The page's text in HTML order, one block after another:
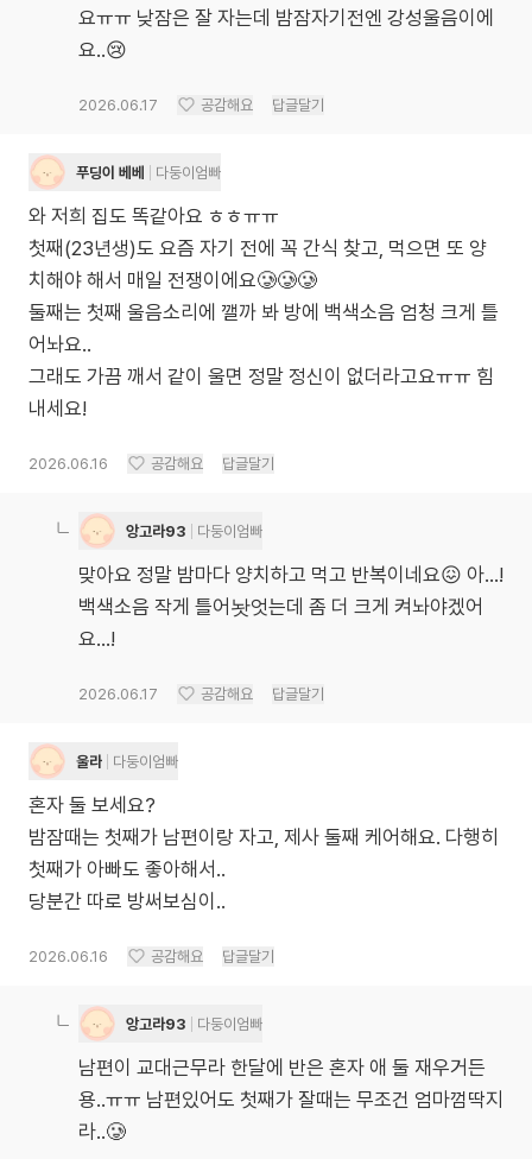
요ㅠㅠ 낮잠은 잘 자는데 밤잠자기전엔 강성울음이에
요..😢
2026.06.17 공감해요 답글달기
푸딩이 베베 다둥이엄빠
와 저희 집도 똑같아요 ㅎㅎㅠㅠ
첫째(23년생)도 요즘 자기 전에 꼭 간식 찾고, 먹으면 또 양
치해야 해서 매일 전쟁이에요🥲🥲🥲
둘째는 첫째 울음소리에 깰까 봐 방에 백색소음 엄청 크게 틀
어놔요..
그래도 가끔 깨서 같이 울면 정말 정신이 없더라고요ㅠㅠ 힘
내세요!
2026.06.16 공감해요 답글달기
앙고라93 다둥이엄빠
맞아요 정말 밤마다 양치하고 먹고 반복이네요😖 아…!
백색소음 작게 틀어놧엇는데 좀 더 크게 켜놔야겠어
요…!
2026.06.17 공감해요 답글달기
울라 다둥이엄빠
혼자 둘 보세요?
밤잠때는 첫째가 남편이랑 자고, 제사 둘째 케어해요. 다행히
첫째가 아빠도 좋아해서..
당분간 따로 방써보심이..
2026.06.16 공감해요 답글달기
앙고라93 다둥이엄빠
남편이 교대근무라 한달에 반은 혼자 애 둘 재우거든
용..ㅠㅠ 남편있어도 첫째가 잘때는 무조건 엄마껌딱지
라..🥲